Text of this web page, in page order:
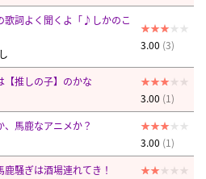
歌詞よく聞くよ「♪しかのこ
3.00 (3)
【推しの子】のかな
3.00 (1)
、馬鹿なアニメか？
3.00 (1)
鹿騒ぎは酒場連れてき！